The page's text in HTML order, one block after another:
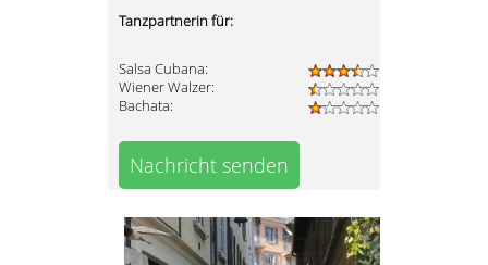
Tanzpartnerin für:
Salsa Cubana:
Wiener Walzer:
Bachata:
Nachricht senden